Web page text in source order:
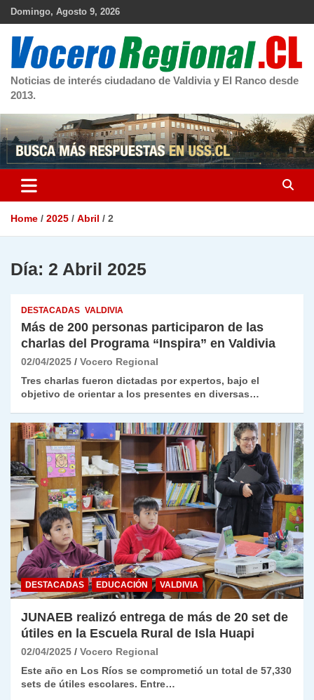
Skip
Domingo, Agosto 9, 2026
Noticias de interés ciudadano de Valdivia y El Ranco desde
2013.
Home 2025 Abril 2
Día: 2 Abril 2025
DESTACADAS VALDIVIA
Más de 200 personas participaron de las
charlas del Programa “Inspira” en Valdivia
02/04/2025
Vocero Regional
Tres charlas fueron dictadas por expertos, bajo el
objetivo de orientar a los presentes en diversas…
DESTACADAS EDUCACIÓN VALDIVIA
JUNAEB realizó entrega de más de 20 set de
útiles en la Escuela Rural de Isla Huapi
02/04/2025
Vocero Regional
Este año en Los Ríos se comprometió un total de 57,330
sets de útiles escolares. Entre…